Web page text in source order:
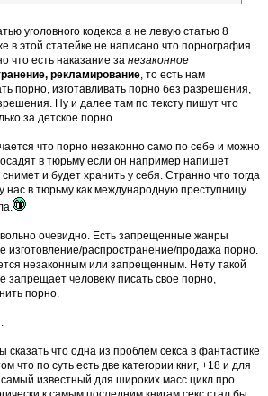
уголовного кодекса а не левую статью 8
в этой статейке не написано что порнография
что есть наказание за незаконное
рекламирование, то есть нам
порно, изготавливать порно без разрешения,
Ну и далее там по тексту пишут что
за детское порно.
что порно незаконно само по себе и можно
в тюрьму если он например напишет
и будет хранить у себя. Странно что тогда
в тюрьму как международную преступницу
очевидно. Есть запрещенные жанры
изготовление/распространение/продажа порно.
незаконным или запрещенным. Нету такой
запрещает человеку писать свое порно,
порно.
сказать что одна из проблем секса в фантастике
что по суть есть две категории книг, +18 и для
известный для широких масс цикл про